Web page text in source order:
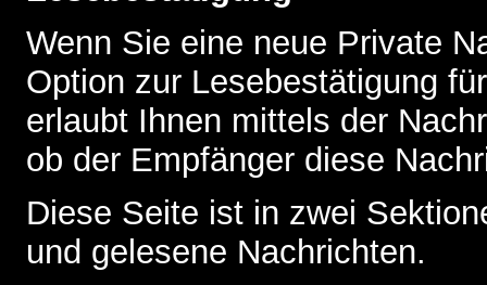
Wenn Sie eine neue Private
Option zur Lesebestätigung
erlaubt Ihnen mittels der
ob der Empfänger diese
Diese Seite ist in zwei
und gelesene Nachrichten.